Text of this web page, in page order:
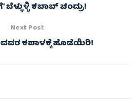
ಬೆಳ್ಳುಳ್ಳಿ ಕಬಾಬ್ ಚಂದ್ರು!
Next Post
ಕಪಾಳಕ್ಕೆ ಹೊಡೆಯಿರಿ!